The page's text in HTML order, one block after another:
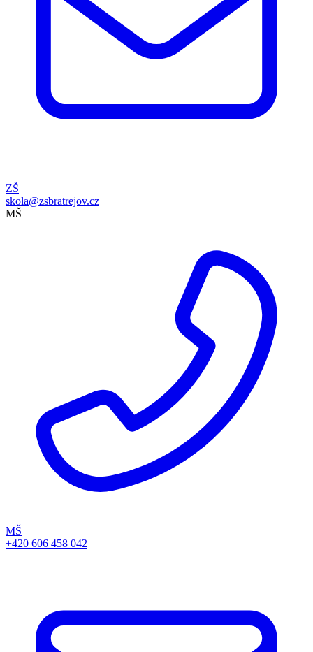
ZŠ
skola@zsbratrejov.cz
MŠ
MŠ
+420 606 458 042